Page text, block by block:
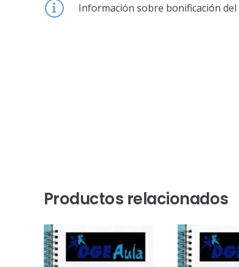
Información sobre bonificación del
Productos relacionados